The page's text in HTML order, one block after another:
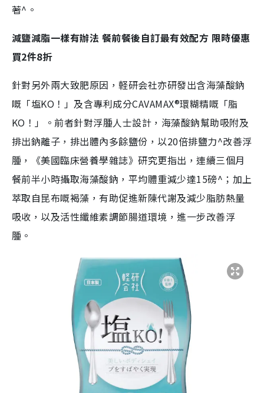
著^。
減鹽減脂一樣有辦法 餐前餐後自訂最有效配方 限時優惠
買2件8折
針對另外兩大致肥原因，軽研会社亦研發出含海藻酸鈉
嘅「塩KO！」及含專利成分CAVAMAX®環糊精嘅「脂
KO！」。前者針對浮腫人士設計，海藻酸鈉幫助吸附及
排出鈉離子，排出體內多餘鹽份，以20倍排鹽力^改善浮
腫，《美國臨床營養學雜誌》研究更指出，連續三個月
餐前半小時攝取海藻酸鈉，平均體重減少達15磅^；加上
萃取自昆布嘅褐藻，有助促進新陳代謝及減少脂肪熱量
吸收，以及活性纖維素調節腸道環境，進一步改善浮
腫。